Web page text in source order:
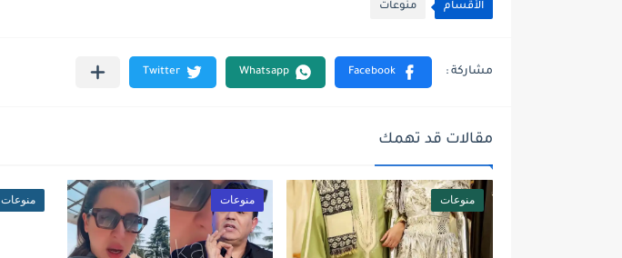
الأقسام منوعات
مقالات قد تهمك
منوعات منوعات منوعات